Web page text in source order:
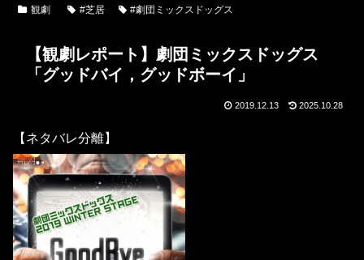
観劇 #芝居 #劇団ミックスドッグス
【観劇レポート】劇団ミックスドッグス
「グッドバイ，グッドボーイ」
2019.12.13 2025.10.28
【ネタバレ分離】